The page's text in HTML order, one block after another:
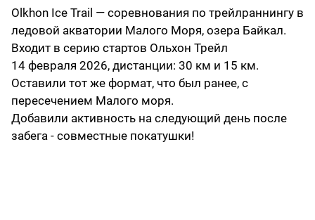
Olkhon Ice Trail — соревнования по трейлраннингу в
ледовой акватории Малого Моря, озера Байкал.
Входит в серию стартов Ольхон Трейл
14 февраля 2026, дистанции: 30 км и 15 км.
Оставили тот же формат, что был ранее, с
пересечением Малого моря.
Добавили активность на следующий день после
забега - совместные покатушки!